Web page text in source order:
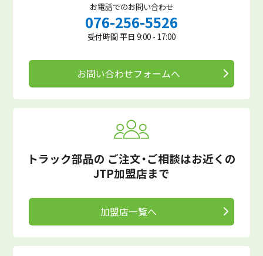
お電話でのお問い合わせ
076-256-5526
受付時間 平日 9:00 - 17:00
お問い合わせフォームへ
トラック部品の ご注文・ご相談はお近くの
JTP加盟店まで
加盟店一覧へ